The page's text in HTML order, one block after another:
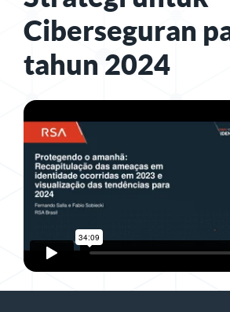
Ciberseguran
tahun 2024